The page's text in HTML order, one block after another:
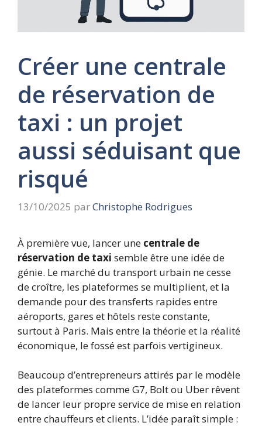
Créer une centrale
de réservation de
taxi : un projet
aussi séduisant que
risqué
13/10/2025 parChristophe Rodrigues
À première vue, lancer une centrale de
réservation de taxi semble être une idée de
génie. Le marché du transport urbain ne cesse
de croître, les plateformes se multiplient, et la
demande pour des transferts rapides entre
aéroports, gares et hôtels reste constante,
surtout à Paris. Mais entre la théorie et la réalité
économique, le fossé est parfois vertigineux.
Beaucoup d’entrepreneurs attirés par le modèle
des plateformes comme G7, Bolt ou Uber rêvent
de lancer leur propre service de mise en relation
entre chauffeurs et clients. L’idée paraît simple :